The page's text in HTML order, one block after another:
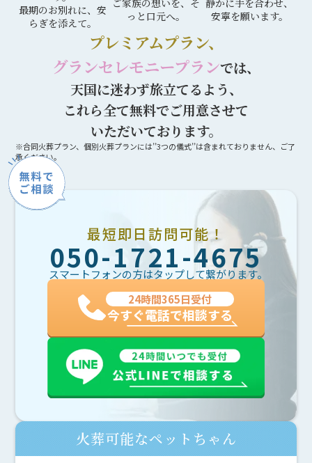
最期のお別れに、安
らぎを添えて。
ご家族の想いを、そ
っと口元へ。
静かに手を合わせ、
安寧を願います。
プレミアムプラン、
グランセレモニープランでは、
天国に迷わず旅立てるよう、
これら全て無料でご用意させて
いただいております。
※合同火葬プラン、個別火葬プランには’’3つの儀式’’は含まれておりません、ご了
承ください。
最短即日訪問可能！
050-1721-4675
スマートフォンの方はタップして繋がります。
24時間365日受付
今すぐ電話で相談する
火葬可能なペットちゃん